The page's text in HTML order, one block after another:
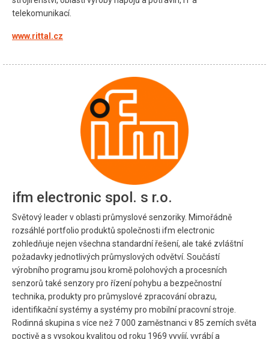
telekomunikací.
www.rittal.cz
ifm electronic spol. s r.o.
Světový leader v oblasti průmyslové senzoriky. Mimořádně
rozsáhlé portfolio produktů společnosti ifm electronic
zohledňuje nejen všechna standardní řešení, ale také zvláštní
požadavky jednotlivých průmyslových odvětví. Součástí
výrobního programu jsou kromě polohových a procesních
senzorů také senzory pro řízení pohybu a bezpečnostní
technika, produkty pro průmyslové zpracování obrazu,
identifikační systémy a systémy pro mobilní pracovní stroje.
Rodinná skupina s více než 7 000 zaměstnanci v 85 zemích světa
poctivě a s vysokou kvalitou od roku 1969 vyvíjí, vyrábí a